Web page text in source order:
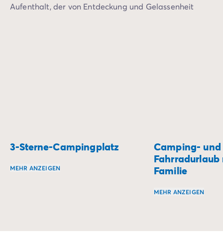
Aufenthalt, der von Entdeckung und Gelassenheit
3-Sterne-Campingplatz
MEHR ANZEIGEN
Die 3-Sterne-Campingplätze bieten ein
Camping- und
Familie
MEHR ANZEIGEN